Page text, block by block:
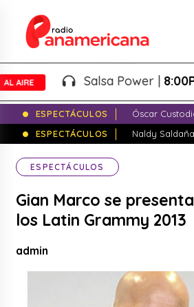
Salsa Power |8:00PM
ESPECTÁCULOS
Óscar
ESPECTÁCULOS
Naldy
ESPECTÁCULOS
Gian Marco se
los Latin Grammy 2013
admin